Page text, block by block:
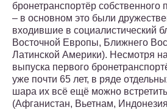
бронетранспортёр собственного
– в основном это были
входившие в социалистический
Восточной Европы, Ближнего
Латинской Америки). Несмотря
выпуска первого
уже почти 65 лет, в ряде
шара их всё ещё можно
(Афганистан, Вьетнам,